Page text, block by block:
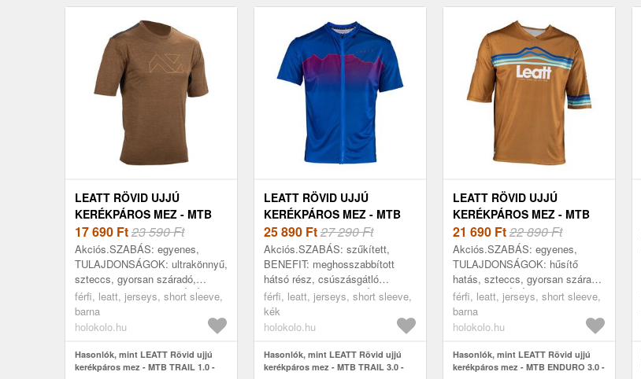
LEATT RÖVID UJJÚ
KERÉKPÁROS MEZ - MTB
TRAIL 1.0 - BARNA
17 690 Ft23 590 Ft
Akciós.SZABÁS: egyenes,
TULAJDONSÁGOK: ultrakönnyű,
szteccs, gyorsan száradó,
elasztikus, FELHASZNÁLÁS:
Trail, MTB, ÉVSZAK: ősz,
tavasz, nyár, KIVITELEZÉS...
férfi, leatt, jerseys, short sleeve,
barna
holokolo.hu
Hasonlók, mint LEATT Rövid ujjú
kerékpáros mez - MTB TRAIL 1.0 -
LEATT RÖVID UJJÚ
KERÉKPÁROS MEZ - MTB
TRAIL 3.0 - KÉK
25 890 Ft27 290 Ft
Akciós.SZABÁS: szűkített,
BENEFIT: meghosszabbított
hátsó rész, csúszásgátló
elemek, TULAJDONSÁGOK:
ergonomikus, szteccs, könnyű,
BEKAPCSOLÁS: YKK® cipzár...
férfi, leatt, jerseys, short sleeve,
kék
holokolo.hu
Hasonlók, mint LEATT Rövid ujjú
kerékpáros mez - MTB TRAIL 3.0 -
LEATT RÖVID UJJÚ
KERÉKPÁROS MEZ - MTB
ENDURO 3.0 - BARNA
21 690 Ft22 890 Ft
Akciós.SZABÁS: egyenes,
TULAJDONSÁGOK: hűsítő
hatás, szteccs, gyorsan száradó,
FELHASZNÁLÁS: enduro, MTB,
ÉVSZAK: ősz, tavasz, nyár,
HOSSZ: rövid ujj, ANY...
férfi, leatt, jerseys, short sleeve,
barna
holokolo.hu
Hasonlók, mint LEATT Rövid ujjú
kerékpáros mez - MTB ENDURO 3.0 -